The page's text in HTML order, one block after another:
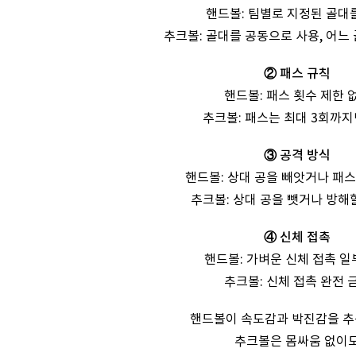
핸드볼: 팀별로 지정된 골대
추크볼: 골대를 공동으로 사용, 어느
② 패스 규칙
핸드볼: 패스 횟수 제한
추크볼: 패스는 최대 3회까
③ 공격 방식
핸드볼: 상대 공을 빼앗거나 패
추크볼: 상대 공을 뺏거나 방해
④ 신체 접촉
핸드볼: 가벼운 신체 접촉 일
추크볼: 신체 접촉 완전
핸드볼이 속도감과 박진감을
추크볼은 몸싸움 없이